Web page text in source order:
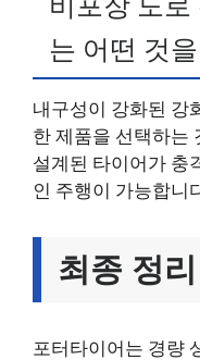
비포장 도로
는 어떤 것
내구성이 강화된 강
한 제품을 선택하는
설계된 타이어가 충
인 주행이 가능합니
최종 정리
포터타이어는 경량